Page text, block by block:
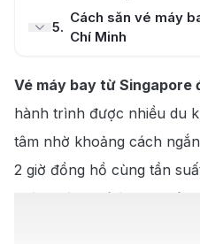
5.
Cách săn vé máy
Chí Minh
5.1 .
Tp. Hồ Chí Minh
6
Kinh nghiệm du
Singapore
6.1.
Thời điểm thích
Vé máy bay từ Singapore
hành trình được nhiều du
tâm nhờ khoảng cách
2 giờ đồng hồ cùng tần
ngày. Với vị trí là trung